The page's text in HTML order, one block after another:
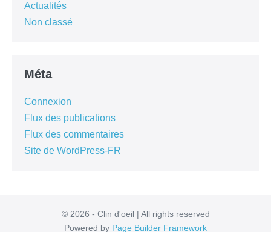
Actualités
Non classé
Méta
Connexion
Flux des publications
Flux des commentaires
Site de WordPress-FR
© 2026 - Clin d'oeil | All rights reserved
Powered by Page Builder Framework